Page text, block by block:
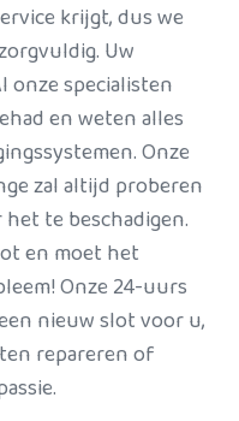
krijgt, dus we
Uw
onze specialisten
en weten alles
Onze
zal altijd proberen
te beschadigen.
en moet het
Onze 24-uurs
nieuw slot voor u,
repareren of